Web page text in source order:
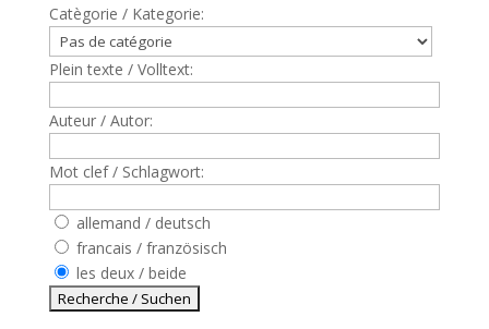
Catègorie / Kategorie:
Plein texte / Volltext:
Auteur / Autor:
Mot clef / Schlagwort:
allemand / deutsch
francais / französisch
les deux / beide